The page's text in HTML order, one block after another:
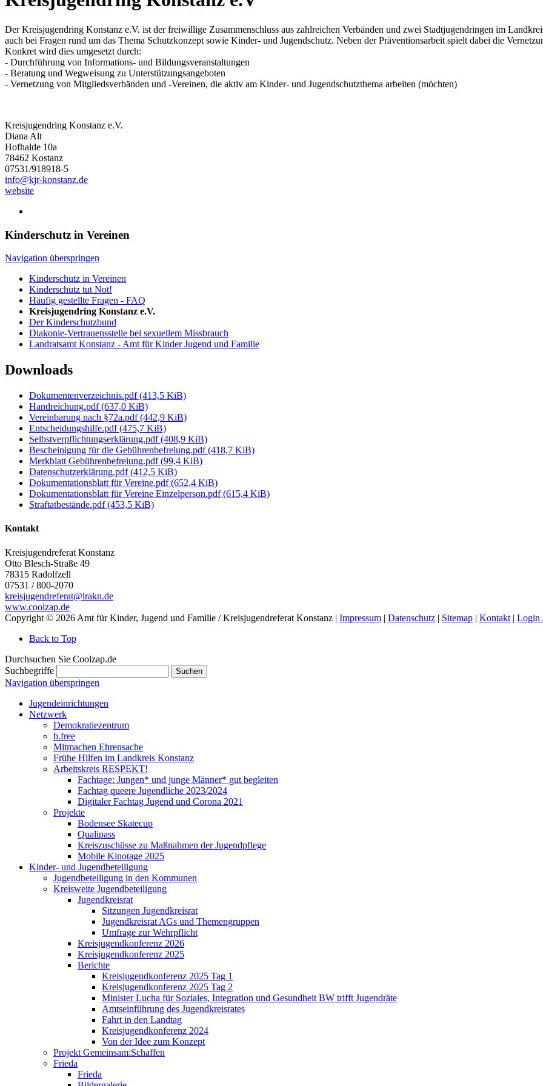
Der Kreisjugendring Konstanz e.V. ist der freiwillige Zusammenschluss aus zahlreichen Verbänden und zwei Stadtjugendringen im
auch bei Fragen rund um das Thema Schutzkonzept sowie Kinder- und Jugendschutz. Neben der Präventionsarbeit spielt dabei die
Konkret wird dies umgesetzt durch:
- Durchführung von Informations- und Bildungsveranstaltungen
- Beratung und Wegweisung zu Unterstützungsangeboten
- Vernetzung von Mitgliedsverbänden und -Vereinen, die aktiv am Kinder- und Jugendschutzthema arbeiten (möchten)
Kreisjugendring Konstanz e.V.
Diana Alt
Hofhalde 10a
78462 Kostanz
07531/918918-5
info@kjr-konstanz.de
website
Kinderschutz in Vereinen
Navigation überspringen
Kinderschutz in Vereinen
Kinderschutz tut Not!
Häufig gestellte Fragen - FAQ
Kreisjugendring Konstanz e.V.
Der Kinderschutzbund
Diakonie-Vertrauensstelle bei sexuellem Missbrauch
Landratsamt Konstanz - Amt für Kinder Jugend und Familie
Downloads
Dokumentenverzeichnis.pdf(413,5 KiB)
Handreichung.pdf(637,0 KiB)
Vereinbarung nach §72a.pdf(442,9 KiB)
Entscheidungshilfe.pdf(475,7 KiB)
Selbstverpflichtungserklärung.pdf(408,9 KiB)
Bescheinigung für die Gebührenbefreiung.pdf(418,7 KiB)
Merkblatt Gebührenbefreiung.pdf(99,4 KiB)
Datenschutzerklärung.pdf(412,5 KiB)
Dokumentationsblatt für Vereine.pdf(652,4 KiB)
Dokumentationsblatt für Vereine Einzelperson.pdf(615,4 KiB)
Straftatbestände.pdf(453,5 KiB)
Kontakt
Kreisjugendreferat Konstanz
Otto Blesch-Straße 49
78315 Radolfzell
07531 / 800-2070
kreisjugendreferat@lrakn.de
www.coolzap.de
Copyright © 2026 Amt für Kinder, Jugend und Familie / Kreisjugendreferat Konstanz | Impressum | Datenschutz | Sitemap | Kontakt | Login
Back to Top
Durchsuchen Sie Coolzap.de
Suchbegriffe
Suchen
Navigation überspringen
Jugendeinrichtungen
Netzwerk
Demokratiezentrum
b.free
Mitmachen Ehrensache
Frühe Hilfen im Landkreis Konstanz
Arbeitskreis RESPEKT!
Fachtage: Jungen* und junge Männer* gut begleiten
Fachtag queere Jugendliche 2023/2024
Digitaler Fachtag Jugend und Corona 2021
Projekte
Bodensee Skatecup
Qualipass
Kreiszuschüsse zu Maßnahmen der Jugendpflege
Mobile Kinotage 2025
Kinder- und Jugendbeteiligung
Jugendbeteiligung in den Kommunen
Kreisweite Jugendbeteiligung
Jugendkreisrat
Sitzungen Jugendkreisrat
Jugendkreisrat AGs und Themengruppen
Umfrage zur Wehrpflicht
Kreisjugendkonferenz 2026
Kreisjugendkonferenz 2025
Berichte
Kreisjugendkonferenz 2025 Tag 1
Kreisjugendkonferenz 2025 Tag 2
Minister Lucha für Soziales, Integration und Gesundheit BW trifft Jugendräte
Amtseinführung des Jugendkreisrates
Fahrt in den Landtag
Kreisjugendkonferenz 2024
Von der Idee zum Konzept
Projekt Gemeinsam:Schaffen
Frieda
Frieda